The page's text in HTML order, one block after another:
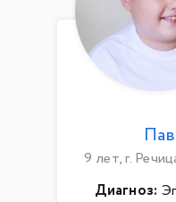
9 лет, г.
Диагноз: